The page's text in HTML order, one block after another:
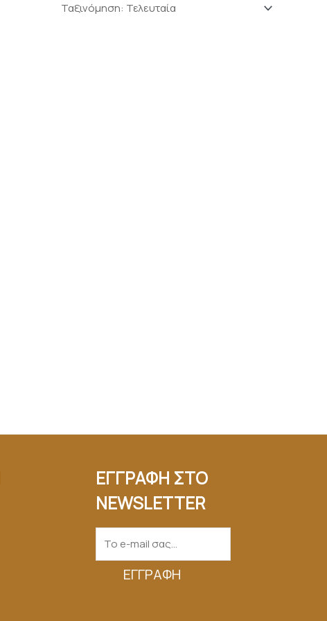
ΕΓΓΡΑΦΗ ΣΤΟ
NEWSLETTER
ΕΓΓΡΑΦΉ